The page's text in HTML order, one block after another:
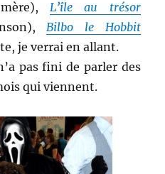
L’île au trésor
Bilbo le Hobbit
je verrai en allant.
pas fini de parler des
qui viennent.